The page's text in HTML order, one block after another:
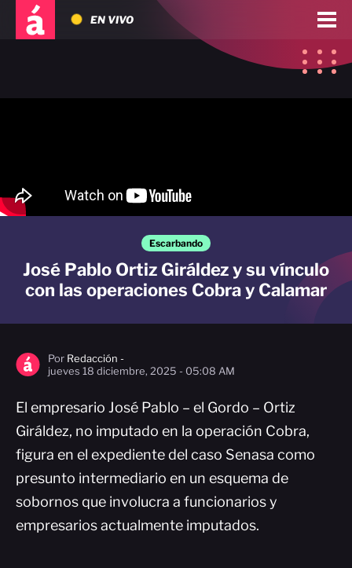
EN VIVO
Escarbando
José Pablo Ortiz Giráldez y su vínculo
con las operaciones Cobra y Calamar
Por Redacción -
jueves 18 diciembre, 2025 - 05:08 AM
El empresario José Pablo – el Gordo – Ortiz
Giráldez, no imputado en la operación Cobra,
figura en el expediente del caso Senasa como
presunto intermediario en un esquema de
sobornos que involucra a funcionarios y
empresarios actualmente imputados.